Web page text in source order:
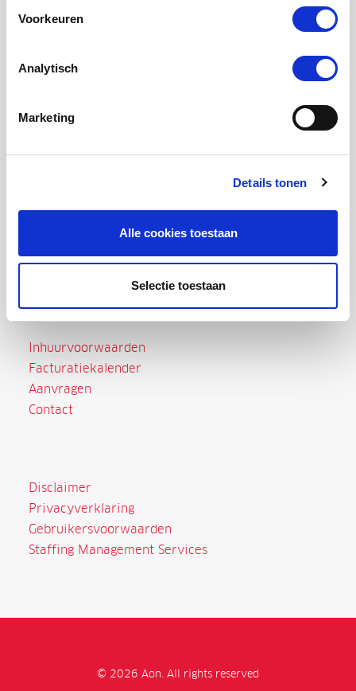
Voorkeuren
Analytisch
Marketing
Details tonen
Alle cookies toestaan
Selectie toestaan
WhatsApp:0615097348
Inhuurvoorwaarden
Facturatiekalender
Aanvragen
Contact
Disclaimer
Privacyverklaring
Gebruikersvoorwaarden
Staffing Management Services
© 2026 Aon. All rights reserved